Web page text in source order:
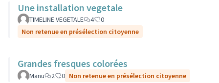
Une installation vegetale
TIMELINE VEGETALE 4
0
Non retenue en présélection citoyenne
Grandes fresques colorées
Manu 2 0 Non retenue en présélection citoyenne